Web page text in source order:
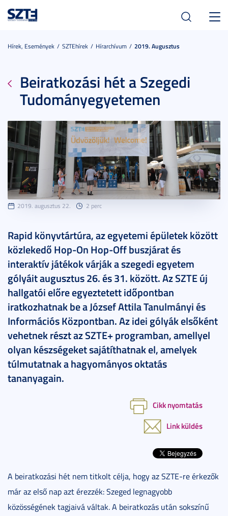
Hírek, Események SZTEhírek Hírarchívum 2019. Augusztus
Beiratkozási hét a Szegedi
Tudományegyetemen
2019. augusztus 22. 2 perc
Rapid könyvtártúra, az egyetemi épületek között
közlekedő Hop-On Hop-Off buszjárat és
interaktív játékok várják a szegedi egyetem
gólyáit augusztus 26. és 31. között. Az SZTE új
hallgatói előre egyeztetett időpontban
iratkozhatnak be a József Attila Tanulmányi és
Információs Központban. Az idei gólyák elsőként
vehetnek részt az SZTE+ programban, amellyel
olyan készségeket sajátíthatnak el, amelyek
túlmutatnak a hagyományos oktatás
tananyagain.
Cikk nyomtatás
Link küldés
A beiratkozási hét nem titkolt célja, hogy az SZTE-re érkezők
már az első nap azt érezzék: Szeged legnagyobb
közösségének tagjaivá váltak. A beiratkozás után sokszínű